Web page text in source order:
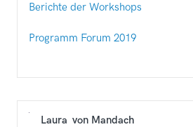
Berichte der Workshops
Programm Forum 2019
Laura von Mandach